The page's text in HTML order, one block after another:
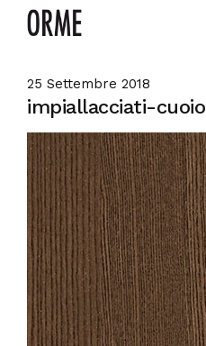
25 Settembre 2018
impiallacciati-cuoio